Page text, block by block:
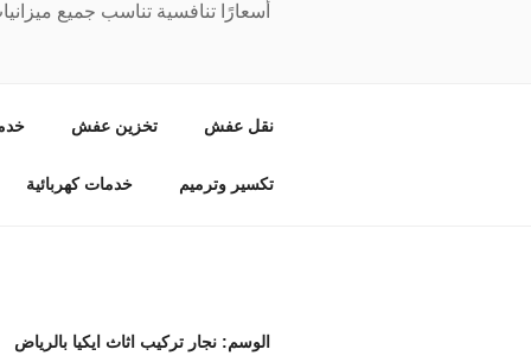
أسعارًا تنافسية تناسب جميع
نقل عفش تخزين عفش
تكسير وترميم خدمات كهربائية
الوسم: نجار تركيب اثاث ايكيا بالرياض